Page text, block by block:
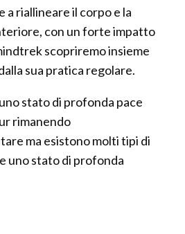
a riallineare il corpo e la
con un forte impatto
scopriremo insieme
sua pratica regolare.
stato di profonda pace
rimanendo
ma esistono molti tipi di
uno stato di profonda